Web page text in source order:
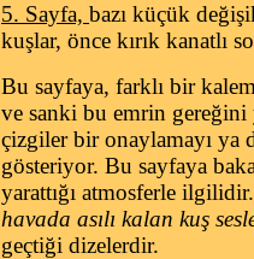
5. Sayfa, bazı küçük
kuşlar, önce kırık kanatlı
Bu sayfaya, farklı bir
ve sanki bu emrin gereğini
çizgiler bir onaylamayı ya
gösteriyor. Bu sayfaya
yarattığı atmosferle
havada asılı kalan kuş
geçtiği dizelerdir.